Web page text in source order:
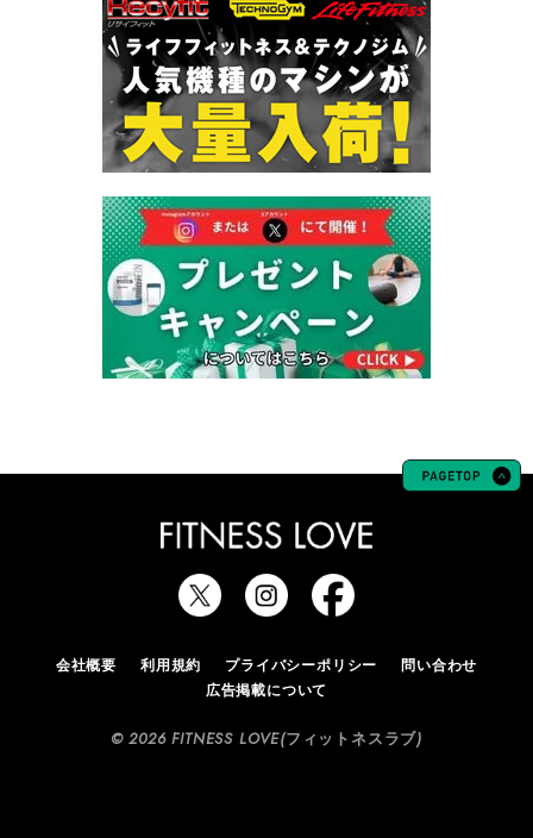
会社概要 利用規約 プライバシーポリシー
問い合わせ
広告掲載について
© 2026 FITNESS LOVE(フィットネスラブ)